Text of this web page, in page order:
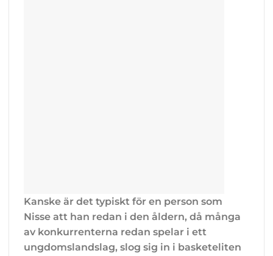
Kanske är det typiskt för en person som
Nisse att han redan i den åldern, då många
av konkurrenterna redan spelar i ett
ungdomslandslag, slog sig in i basketeliten